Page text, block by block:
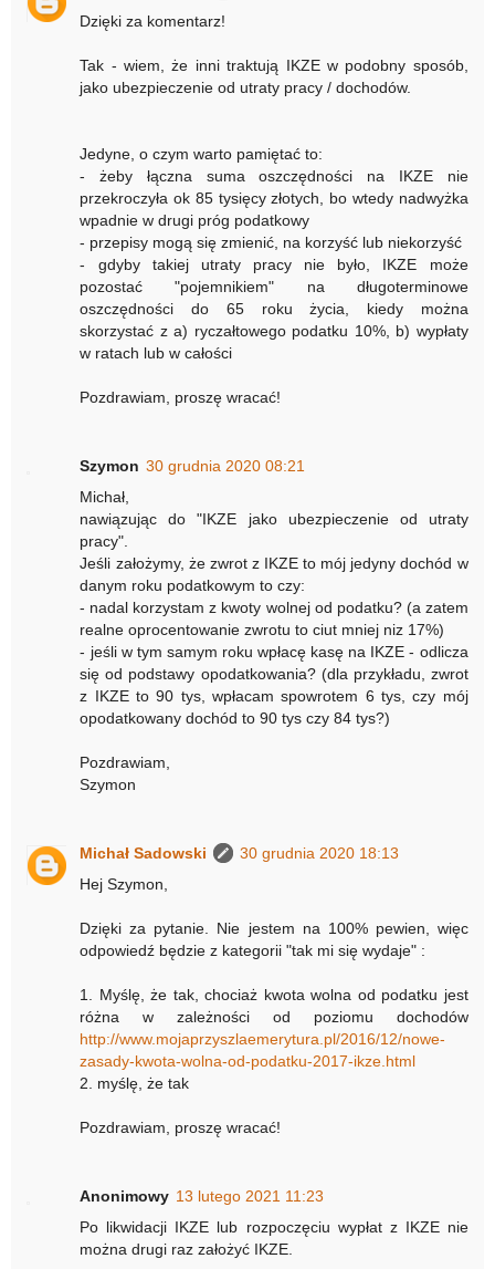
Dzięki za komentarz!
Tak - wiem, że inni traktują IKZE w podobny sposób,
jako ubezpieczenie od utraty pracy / dochodów.
Jedyne, o czym warto pamiętać to:
- żeby łączna suma oszczędności na IKZE nie
przekroczyła ok 85 tysięcy złotych, bo wtedy nadwyżka
wpadnie w drugi próg podatkowy
- przepisy mogą się zmienić, na korzyść lub niekorzyść
- gdyby takiej utraty pracy nie było, IKZE może
pozostać "pojemnikiem" na długoterminowe
oszczędności do 65 roku życia, kiedy można
skorzystać z a) ryczałtowego podatku 10%, b) wypłaty
w ratach lub w całości
Pozdrawiam, proszę wracać!
Szymon 30 grudnia 2020 08:21
Michał,
nawiązując do "IKZE jako ubezpieczenie od utraty
pracy".
Jeśli założymy, że zwrot z IKZE to mój jedyny dochód w
danym roku podatkowym to czy:
- nadal korzystam z kwoty wolnej od podatku? (a zatem
realne oprocentowanie zwrotu to ciut mniej niz 17%)
- jeśli w tym samym roku wpłacę kasę na IKZE - odlicza
się od podstawy opodatkowania? (dla przykładu, zwrot
z IKZE to 90 tys, wpłacam spowrotem 6 tys, czy mój
opodatkowany dochód to 90 tys czy 84 tys?)
Pozdrawiam,
Szymon
Michał Sadowski
30 grudnia 2020 18:13
Hej Szymon,
Dzięki za pytanie. Nie jestem na 100% pewien, więc
odpowiedź będzie z kategorii "tak mi się wydaje" :
1. Myślę, że tak, chociaż kwota wolna od podatku jest
różna w zależności od poziomu dochodów
http://www.mojaprzyszlaemerytura.pl/2016/12/nowe-
zasady-kwota-wolna-od-podatku-2017-ikze.html
2. myślę, że tak
Pozdrawiam, proszę wracać!
Anonimowy 13 lutego 2021 11:23
Po likwidacji IKZE lub rozpoczęciu wypłat z IKZE nie
można drugi raz założyć IKZE.